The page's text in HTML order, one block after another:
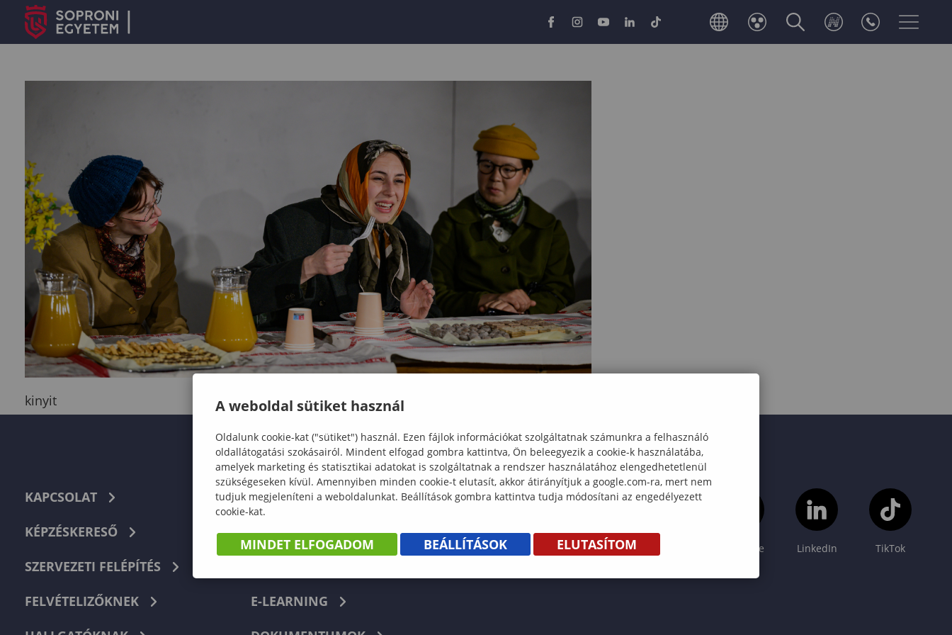
kinyit
KAPCSOLAT
KÉPZÉSKERESŐ
SZERVEZETI FELÉPÍTÉS
FELVÉTELIZŐKNEK
TELEFONKÖNYV
HIBABEJELENTÉS
E-LEARNING
Facebook YouTube LinkedIn TikTok
A weboldal sütiket használ
Oldalunk cookie-kat ("sütiket") használ. Ezen fájlok információkat szolgáltatnak számunkra a felhasználó
oldallátogatási szokásairól. Mindent elfogad gombra kattintva, Ön beleegyezik a cookie-k használatába,
amelyek marketing és statisztikai adatokat is szolgáltatnak a rendszer használatához elengedhetetlenül
szükségeseken kívül. Amennyiben minden cookie-t elutasít, akkor átirányítjuk a google.com-ra, mert nem
tudjuk megjeleníteni a weboldalunkat. Beállítások gombra kattintva tudja módosítani az engedélyezett
cookie-kat.
MINDET ELFOGADOM BEÁLLÍTÁSOK ELUTASÍTOM